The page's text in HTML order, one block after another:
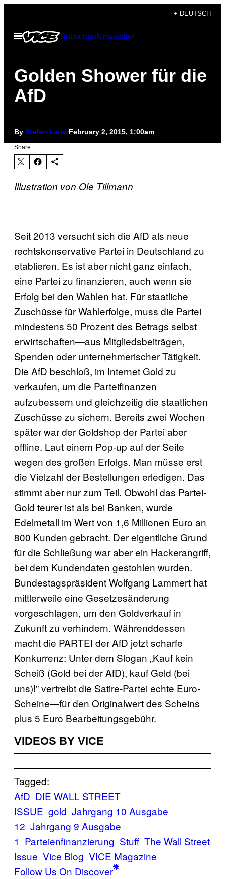
content
+ DEUTSCH
Open
Menu
SubscribeNewsletter
Golden Shower für die
AfD
By Stefan LauerFebruary 2, 2015, 1:00am
Share:
Illustration von Ole Tillmann
Seit 2013 versucht sich die AfD als neue
rechtskonservative Partei in Deutschland zu
etablieren. Es ist aber nicht ganz einfach,
eine Partei zu finanzieren, auch wenn sie
Erfolg bei den Wahlen hat. Für staatliche
Zuschüsse für Wahlerfolge, muss die Partei
mindestens 50 Prozent des Betrags selbst
erwirtschaften—aus Mitgliedsbeiträgen,
Spenden oder unternehmerischer Tätigkeit.
Die AfD beschloß, im Internet Gold zu
verkaufen, um die Parteifinanzen
aufzubessern und gleichzeitig die staatlichen
Zuschüsse zu sichern. Bereits zwei Wochen
später war der Goldshop der Partei aber
offline. Laut einem Pop-up auf der Seite
wegen des großen Erfolgs. Man müsse erst
die Vielzahl der Bestellungen erledigen. Das
stimmt aber nur zum Teil. Obwohl das Partei-
Gold teurer ist als bei Banken, wurde
Edelmetall im Wert von 1,6 Millionen Euro an
800 Kunden gebracht. Der eigentliche Grund
für die Schließung war aber ein Hackerangriff,
bei dem Kundendaten gestohlen wurden.
Bundestagspräsident Wolfgang Lammert hat
mittlerweile eine Gesetzesänderung
vorgeschlagen, um den Goldverkauf in
Zukunft zu verhindern. Währenddessen
macht die PARTEI der AfD jetzt scharfe
Konkurrenz: Unter dem Slogan „Kauf kein
Scheiß (Gold bei der AfD), kauf Geld (bei
uns)!” vertreibt die Satire-Partei echte Euro-
Scheine—für den Originalwert des Scheins
plus 5 Euro Bearbeitungsgebühr.
VIDEOS BY VICE
Tagged:
AfD DIE WALL STREET
ISSUE gold Jahrgang 10 Ausgabe
12 Jahrgang 9 Ausgabe
1 Parteienfinanzierung Stuff The Wall Street
Issue Vice Blog VICE Magazine
Follow Us On Discover